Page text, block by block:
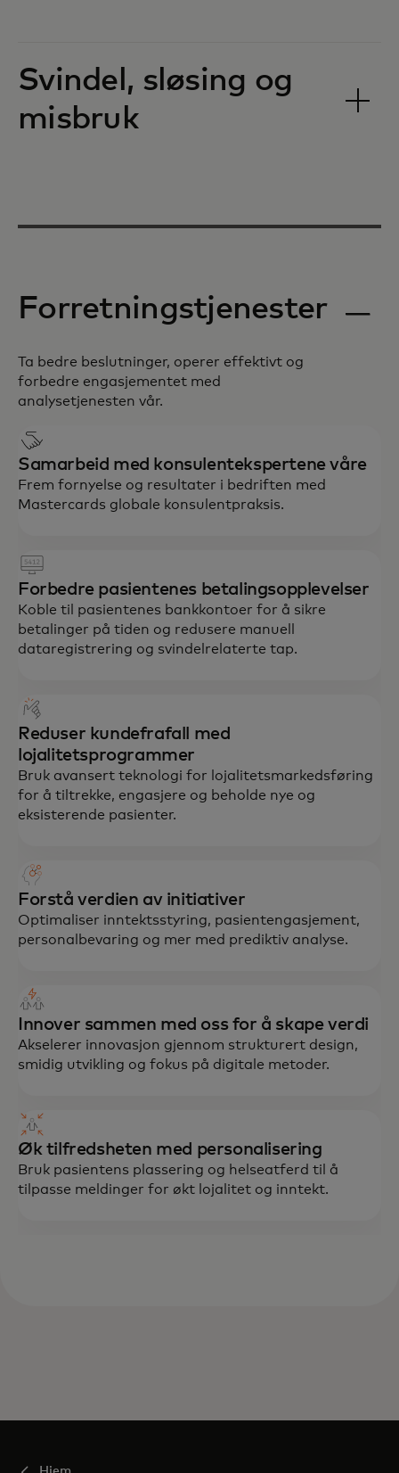
Svindel, sløsing og
misbruk
Forretningstjenester
Ta bedre beslutninger, operer effektivt og
forbedre engasjementet med
analysetjenesten vår.
Samarbeid med konsulentekspertene våre
Frem fornyelse og resultater i bedriften med
Mastercards globale konsulentpraksis.
Forbedre pasientenes betalingsopplevelser
Koble til pasientenes bankkontoer for å sikre
betalinger på tiden og redusere manuell
dataregistrering og svindelrelaterte tap.
Reduser kundefrafall med
lojalitetsprogrammer
Bruk avansert teknologi for lojalitetsmarkedsføring
for å tiltrekke, engasjere og beholde nye og
eksisterende pasienter.
Forstå verdien av initiativer
Optimaliser inntektsstyring, pasientengasjement,
personalbevaring og mer med prediktiv analyse.
Innover sammen med oss for å skape verdi
Akselerer innovasjon gjennom strukturert design,
smidig utvikling og fokus på digitale metoder.
Øk tilfredsheten med personalisering
Bruk pasientens plassering og helseatferd til å
tilpasse meldinger for økt lojalitet og inntekt.